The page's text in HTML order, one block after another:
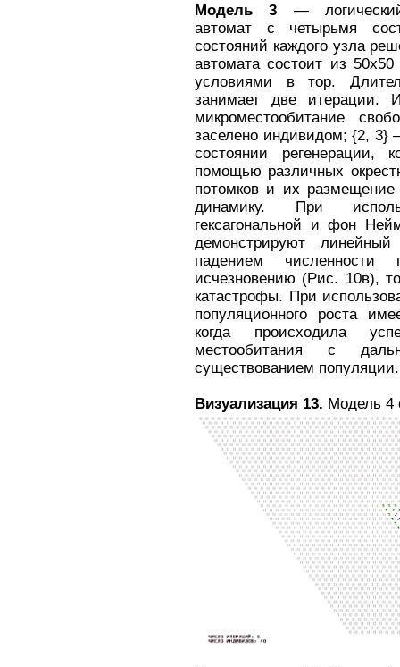
Модель 3 —
автомат с четырьмя
состояний каждого узла
автомата состоит из
условиями в тор.
занимает две итерации.
микроместообитание
заселено индивидом; {2, 3}
состоянии регенерации,
помощью различных
потомков и их размещение
динамику. При
гексагональной и фон
демонстрируют
падением
исчезновению (Рис. 10в),
катастрофы. При
популяционного роста
когда происходила
местообитания с
существованием популяции.
Визуализация 13. Модель 4